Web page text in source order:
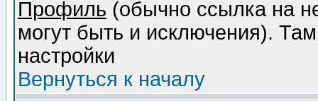
Профиль (обычно ссылка на
могут быть и исключения).
настройки
Вернуться к началу